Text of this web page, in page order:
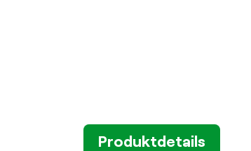
Produktdetails